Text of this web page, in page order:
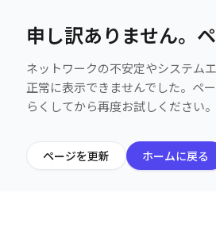
申し訳ありません。
ネットワークの不安定やシステム
正常に表示できませんでした。ペ
らくしてから再度お試しください。
ページを更新 ホームに戻る